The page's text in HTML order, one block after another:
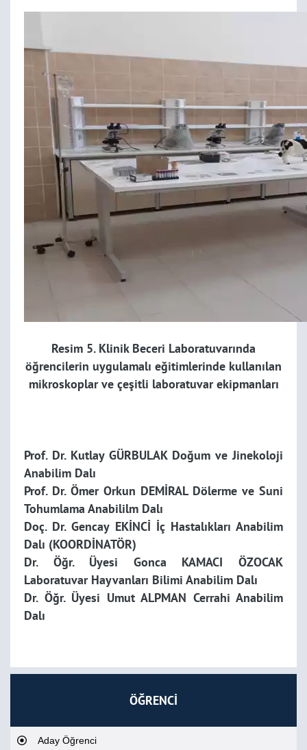
ÖĞRENCİ
Aday Öğrenci
Resim 5. Klinik Beceri Laboratuvarında
öğrencilerin uygulamalı eğitimlerinde kullanılan
mikroskoplar ve çeşitli laboratuvar ekipmanları
Prof. Dr. Kutlay GÜRBULAK Doğum ve Jinekoloji
Anabilim Dalı
Prof. Dr. Ömer Orkun DEMİRAL Dölerme ve Suni
Tohumlama Anabililm Dalı
Doç. Dr. Gencay EKİNCİ İç Hastalıkları Anabilim
Dalı (KOORDİNATÖR)
Dr. Öğr. Üyesi Gonca KAMACI ÖZOCAK
Laboratuvar Hayvanları Bilimi Anabilim Dalı
Dr. Öğr. Üyesi Umut ALPMAN Cerrahi Anabilim
Dalı